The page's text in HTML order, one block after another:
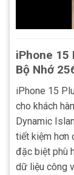
iPhone 15
Bộ Nhớ
iPhone 15
cho khách
Dynamic
tiết kiệm hơn
đặc biệt phù
dữ liệu công